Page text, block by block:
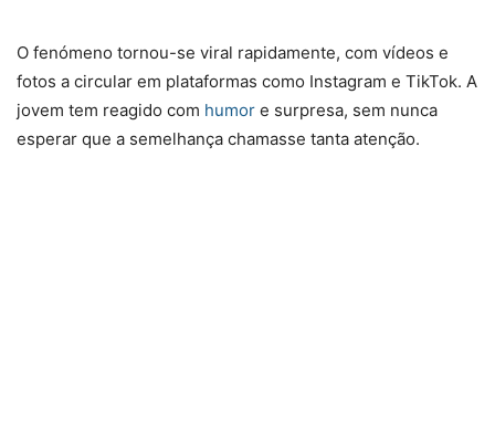
O fenómeno tornou-se viral rapidamente, com vídeos e
fotos a circular em plataformas como Instagram e TikTok. A
jovem tem reagido com humor e surpresa, sem nunca
esperar que a semelhança chamasse tanta atenção.